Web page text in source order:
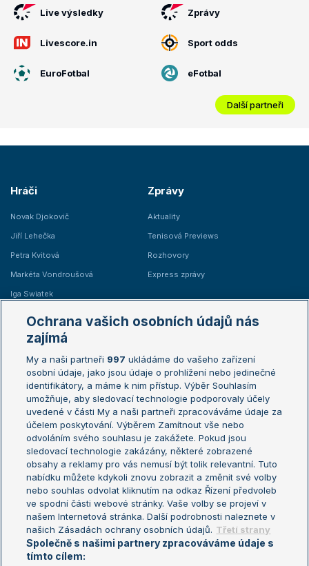
Live výsledky Zprávy
Livescore.in Sport odds
EuroFotbal eFotbal
Další partneři
Hráči
Novak Djokovič
Jiří Lehečka
Petra Kvitová
Markéta Vondroušová
Iga Swiatek
Zprávy
Aktuality
Tenisová Previews
Rozhovory
Express zprávy
Žebříčky
Žebříček ATP (muži)
Žebříček WTA (ženy)
Sázkařský žebříček
Australian Open
French Open
Wimbledon
US Open
Turnaj mistrů
Turnaj mistryň
Aktualní trendy
Fotbalové přestupy
Livesport Daily
LS Prague Open
Ochrana vašich osobních údajů nás
zajímá
My a naši partneři 997 ukládáme do vašeho zařízení
osobní údaje, jako jsou údaje o prohlížení nebo jedinečné
identifikátory, a máme k nim přístup. Výběr Souhlasím
umožňuje, aby sledovací technologie podporovaly účely
uvedené v části My a naši partneři zpracováváme údaje za
účelem poskytování. Výběrem Zamítnout vše nebo
odvoláním svého souhlasu je zakážete. Pokud jsou
sledovací technologie zakázány, některé zobrazené
obsahy a reklamy pro vás nemusí být tolik relevantní. Tuto
nabídku můžete kdykoli znovu zobrazit a změnit své volby
nebo souhlas odvolat kliknutím na odkaz Řízení předvoleb
ve spodní části webové stránky. Vaše volby se projeví v
našem Internetová stránka. Další podrobnosti naleznete v
našich Zásadách ochrany osobních údajů. Třetí strany
Společně s našimi partnery zpracováváme údaje s
tímto cílem: